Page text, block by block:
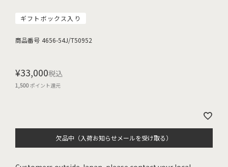
ギフトボックス入り
商品番号 4656-54J/T50952
¥33,000税込
1,500ポイント還元
欠品中（入荷お知らせメールを受け取る）